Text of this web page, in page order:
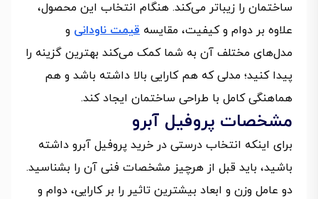
ساختمان را زیباتر می‌کند. هنگام انتخاب این محصول،
علاوه بر دوام و کیفیت، مقایسه قیمت ناودانی و
مدل‌های مختلف آن به شما کمک می‌کند بهترین گزینه را
پیدا کنید؛ مدلی که هم کارایی بالا داشته باشد و هم
هماهنگی کامل با طراحی ساختمان ایجاد کند.
مشخصات پروفیل آبرو
برای اینکه انتخاب درستی در خرید پروفیل آبرو داشته
باشید، باید قبل از هرچیز مشخصات فنی آن را بشناسید.
دو عامل وزن و ابعاد بیشترین تاثیر را بر کارایی، دوام و